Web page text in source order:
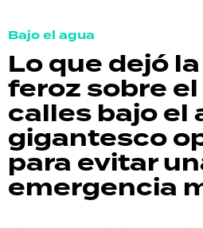
Bajo el agua
Lo que dejó
feroz sobre el
calles bajo el
gigantesco
para evitar
emergencia